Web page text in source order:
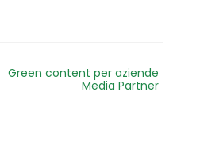
Green content per aziende
Media Partner